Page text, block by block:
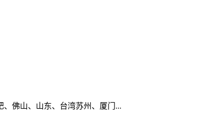
佛山、山东、台湾苏州、厦门...